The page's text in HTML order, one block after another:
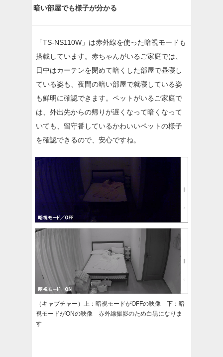
暗い部屋でも様子が分かる
「TS-NS110W」は赤外線を使った暗視モードも
搭載しています。赤ちゃんがいるご家庭では、
日中はカーテンを閉めて暗くした部屋で昼寝し
ている姿も、夜間の暗い部屋で就寝している姿
も鮮明に確認できます。ペットがいるご家庭で
は、外出先からの帰りが遅くなって暗くなって
いても、留守番しているかわいいペットの様子
を確認できるので、安心ですね。
（キャプチャー）上：暗視モードがOFFの映像 下：暗
視モードがONの映像 赤外線撮影のため白黒になりま
す